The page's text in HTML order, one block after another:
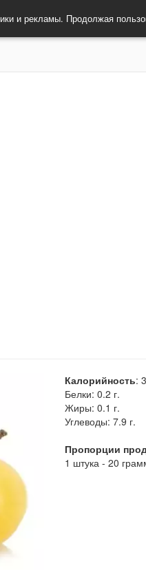
и рекламы. Продолжая
Калорийность:
Белки: 0.2 г.
Жиры: 0.1 г.
Углеводы: 7.9 г.
Пропорции
1 штука - 20